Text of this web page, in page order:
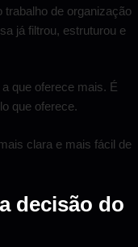
trabalho de organização
já filtrou, estruturou e
que oferece mais. É
que oferece.
clara e mais fácil de
decisão do